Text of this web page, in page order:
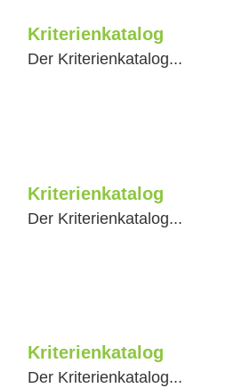
Kriterienkatalog
Der Kriterienkatalog...
Kriterienkatalog
Der Kriterienkatalog...
Kriterienkatalog
Der Kriterienkatalog...